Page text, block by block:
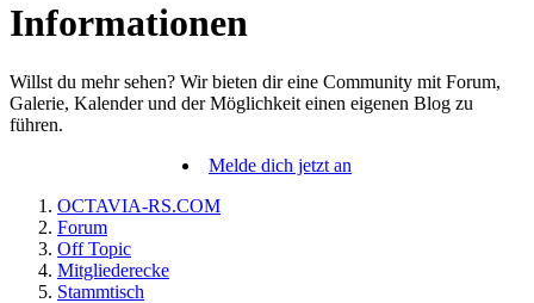
Informationen
Willst du mehr sehen? Wir bieten dir eine Community mit Forum,
Galerie, Kalender und der Möglichkeit einen eigenen Blog zu
führen.
Melde dich jetzt an
OCTAVIA-RS.COM
Forum
Off Topic
Mitgliederecke
Stammtisch